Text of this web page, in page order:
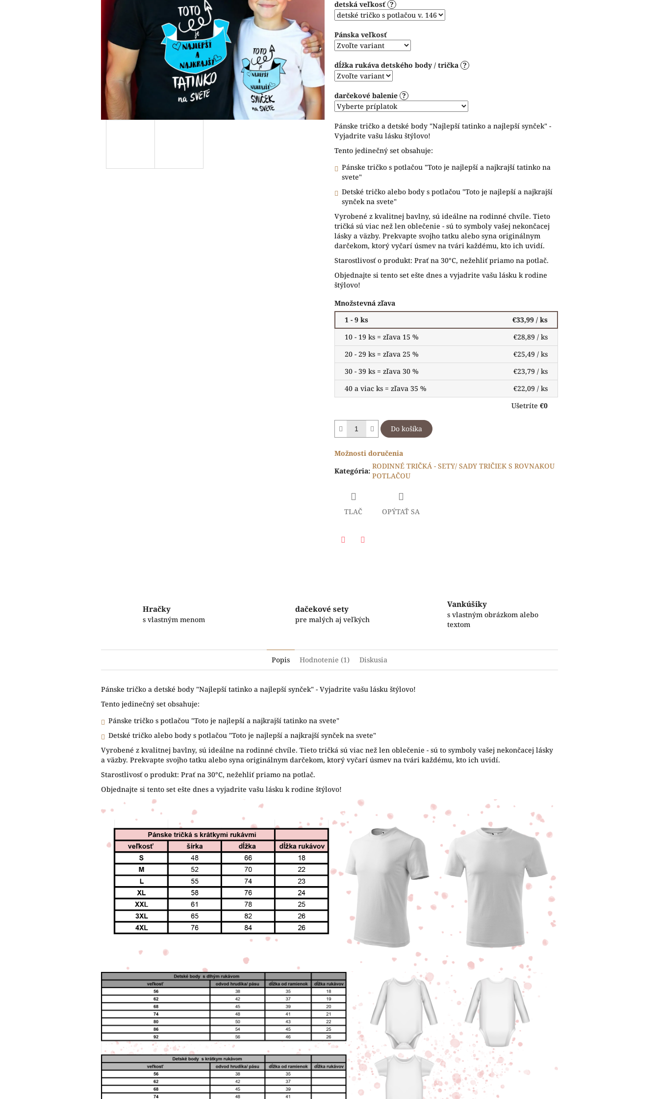
5
hviezdičiek.
detská veľkosť ?
Pánska veľkosť
dĺžka rukáva detského body / trička ?
darčekové balenie ?
Pánske tričko a detské body "Najlepší tatinko a najlepší synček" -
Vyjadrite vašu lásku štýlovo!
Tento jedinečný set obsahuje:
Pánske tričko s potlačou "Toto je najlepší a najkrajší tatinko na
svete"
Detské tričko alebo body s potlačou "Toto je najlepší a najkrajší
synček na svete"
Vyrobené z kvalitnej bavlny, sú ideálne na rodinné chvíle. Tieto
tričká sú viac než len oblečenie - sú to symboly vašej nekončacej
lásky a väzby. Prekvapte svojho tatku alebo syna originálnym
darčekom, ktorý vyčarí úsmev na tvári každému, kto ich uvidí.
Starostlivosť o produkt: Prať na 30°C, nežehliť priamo na potlač.
Objednajte si tento set ešte dnes a vyjadrite vašu lásku k rodine
štýlovo!
Množstevná zľava
1 - 9 ks
€33,99 / ks
10 - 19 ks = zľava 15 %
€28,89 / ks
20 - 29 ks = zľava 25 %
€25,49 / ks
30 - 39 ks = zľava 30 %
€23,79 / ks
40 a viac ks = zľava 35 %
€22,09 / ks
Ušetríte €0
Do košíka
Možnosti doručenia
Kategória:
RODINNÉ TRIČKÁ - SETY/ SADY TRIČIEK S ROVNAKOU
POTLAČOU
TLAČ OPÝTAŤ SA
Hračky
s vlastným menom
dačekové sety
pre malých aj veľkých
Vankúšiky
s vlastným obrázkom alebo
textom
Popis Hodnotenie (1) Diskusia
Pánske tričko a detské body "Najlepší tatinko a najlepší synček" - Vyjadrite vašu lásku štýlovo!
Tento jedinečný set obsahuje:
Pánske tričko s potlačou "Toto je najlepší a najkrajší tatinko na svete"
Detské tričko alebo body s potlačou "Toto je najlepší a najkrajší synček na svete"
Vyrobené z kvalitnej bavlny, sú ideálne na rodinné chvíle. Tieto tričká sú viac než len oblečenie - sú to symboly vašej nekončacej lásky
a väzby. Prekvapte svojho tatku alebo syna originálnym darčekom, ktorý vyčarí úsmev na tvári každému, kto ich uvidí.
Starostlivosť o produkt: Prať na 30°C, nežehliť priamo na potlač.
Objednajte si tento set ešte dnes a vyjadrite vašu lásku k rodine štýlovo!